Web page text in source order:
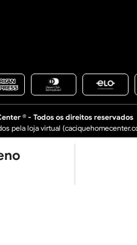
® - Todos os direitos reservados
pela loja virtual
Industrial, 1636 A – Bairro